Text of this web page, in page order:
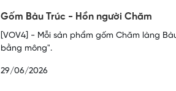
Gốm Bàu Trúc - Hồn người Chăm
[VOV4] - Mỗi sản phẩm gốm Chăm làng
bằng mông".
29/06/2026